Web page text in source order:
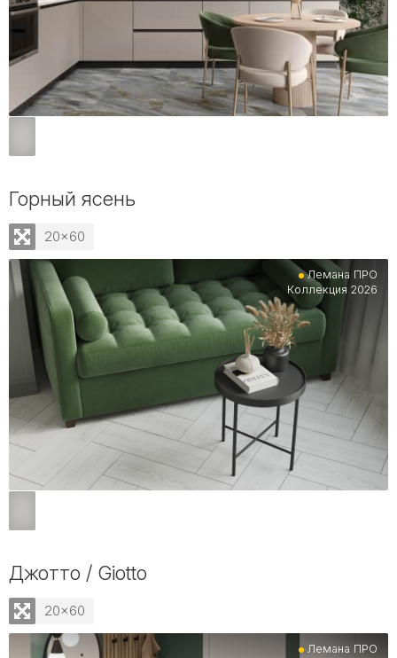
Горный ясень
20x60
Лемана ПРО
Коллекция 2026
Джотто / Giotto
20x60
Лемана ПРО